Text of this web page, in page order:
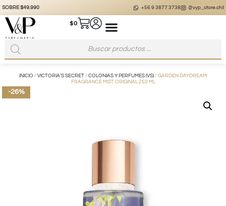
@vyp_store.chile vypstore.cl
$0
INICIO / VICTORIA'S SECRET / COLONIAS Y PERFUMES (VS) / GARDEN DAYDREAM
FRAGRANCE MIST ORIGINAL 250 ML
-26%